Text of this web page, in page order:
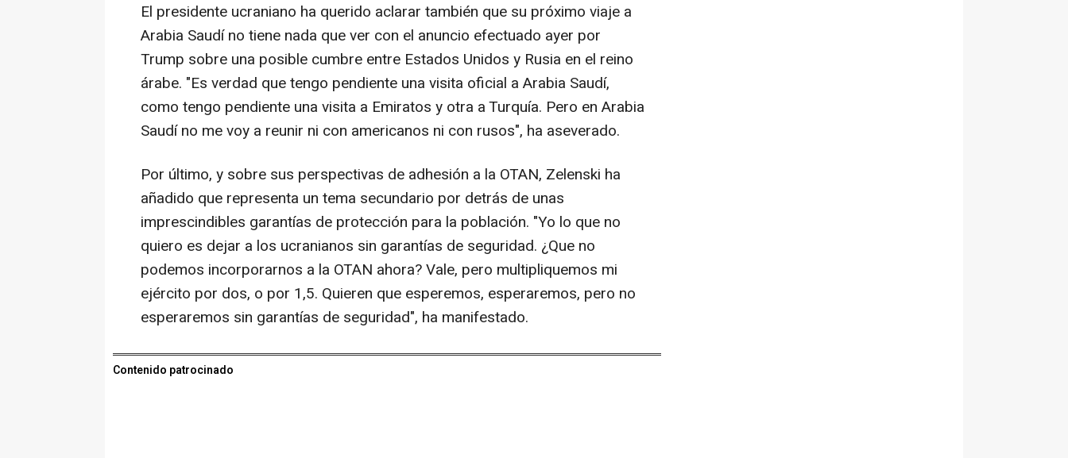
El presidente ucraniano ha querido aclarar también que su próximo viaje a
Arabia Saudí no tiene nada que ver con el anuncio efectuado ayer por
Trump sobre una posible cumbre entre Estados Unidos y Rusia en el reino
árabe. "Es verdad que tengo pendiente una visita oficial a Arabia Saudí,
como tengo pendiente una visita a Emiratos y otra a Turquía. Pero en Arabia
Saudí no me voy a reunir ni con americanos ni con rusos", ha aseverado.
Por último, y sobre sus perspectivas de adhesión a la OTAN, Zelenski ha
añadido que representa un tema secundario por detrás de unas
imprescindibles garantías de protección para la población. "Yo lo que no
quiero es dejar a los ucranianos sin garantías de seguridad. ¿Que no
podemos incorporarnos a la OTAN ahora? Vale, pero multipliquemos mi
ejército por dos, o por 1,5. Quieren que esperemos, esperaremos, pero no
esperaremos sin garantías de seguridad", ha manifestado.
Contenido patrocinado